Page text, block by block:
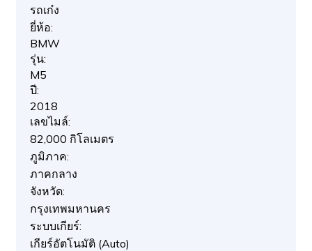
รถเก๋ง
ยี่ห้อ:
BMW
รุ่น:
M5
ปี:
2018
เลขไมล์:
82,000 กิโลเมตร
ภูมิภาค:
ภาคกลาง
จังหวัด:
กรุงเทพมหานคร
ระบบเกียร์:
เกียร์อัตโนมัติ (Auto)